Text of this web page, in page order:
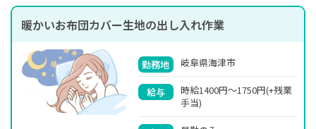
暖かいお布団カバー生地の出し入れ作業
勤務地 岐阜県海津市
給与
時給1400円～1750円(+残業
手当)